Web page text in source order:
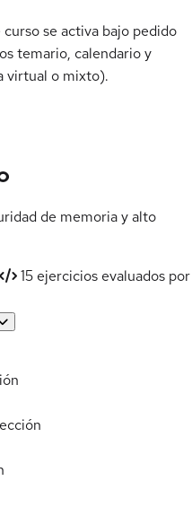
curso se activa bajo pedido
temario, calendario y
virtual o mixto).
de memoria y alto
15 ejercicios evaluados por